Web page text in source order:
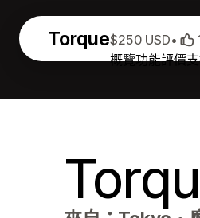
Torque
概覽功能評價
$250 USD•